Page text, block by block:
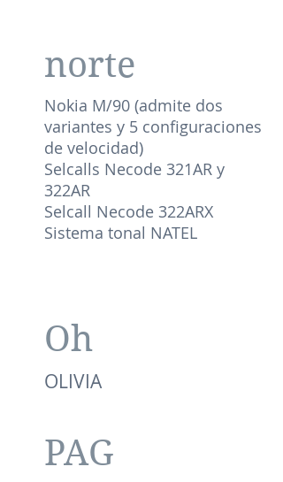
norte
Nokia M/90 (admite dos
variantes y 5 configuraciones
de velocidad)
Selcalls Necode 321AR y
322AR
Selcall Necode 322ARX
Sistema tonal NATEL
Oh
OLIVIA
PAG